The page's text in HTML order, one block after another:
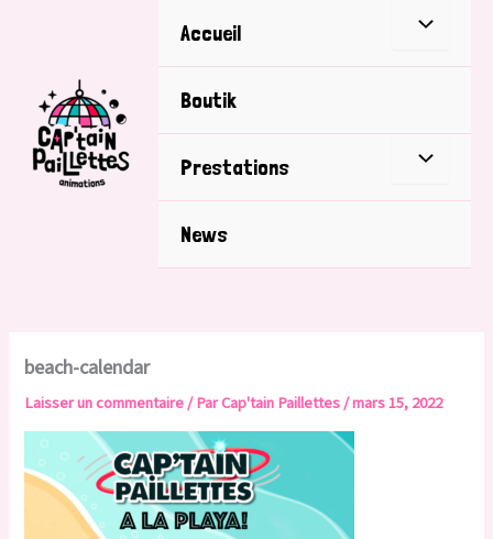
Accueil
Boutik
Prestations
News
beach-calendar
Laisser un commentaire/ ParCap'tain Paillettes/mars 15, 2022